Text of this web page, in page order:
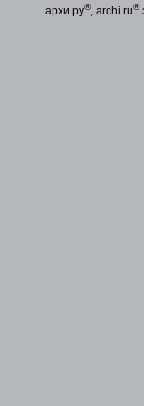
архи.ру®, archi.ru®